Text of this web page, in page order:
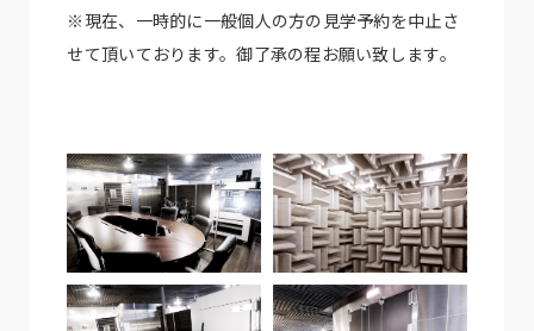
※現在、一時的に一般個人の方の見学予約を中止さ
せて頂いております。御了承の程お願い致します。